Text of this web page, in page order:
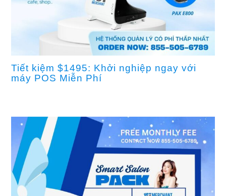
Tiết kiệm $1495: Khởi nghiệp ngay với
máy POS Miễn Phí